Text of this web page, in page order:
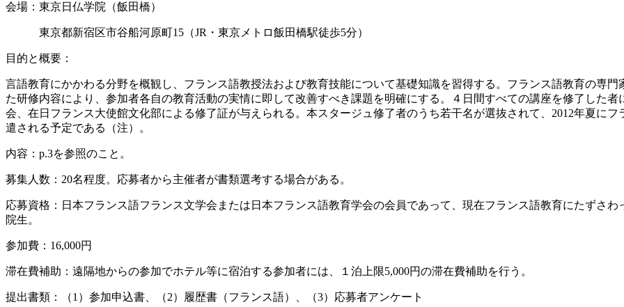
会場：東京日仏学院（飯田橋）
東京都新宿区市谷船河原町15（JR・東京メトロ飯田橋駅徒歩5分）
目的と概要：
言語教育にかかわる分野を概観し、フランス語教授法および教育技能について基礎知識を習得する。フランス語教育の専
た研修内容により、参加者各自の教育活動の実情に即して改善すべき課題を明確にする。４日間すべての講座を修了した
会、在日フランス大使館文化部による修了証が与えられる。本スタージュ修了者のうち若干名が選抜されて、2012年夏に
遣される予定である（注）。
内容：p.3を参照のこと。
募集人数：20名程度。応募者から主催者が書類選考する場合がある。
応募資格：日本フランス語フランス文学会または日本フランス語教育学会の会員であって、現在フランス語教育にたずさ
院生。
参加費：16,000円
滞在費補助：遠隔地からの参加でホテル等に宿泊する参加者には、１泊上限5,000円の滞在費補助を行う。
提出書類：（1）参加申込書、（2）履歴書（フランス語）、（3）応募者アンケート